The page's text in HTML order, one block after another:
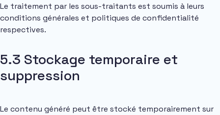
Le traitement par les sous-traitants est soumis à leurs
conditions générales et politiques de confidentialité
respectives.
5.3 Stockage temporaire et
suppression
Le contenu généré peut être stocké temporairement sur